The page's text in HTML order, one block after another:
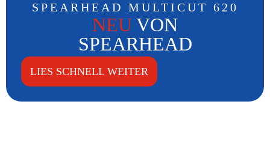
NEUVON
SPEARHEAD
LIES SCHNELL WEITER
SPEARHEAD MULTICUT 620